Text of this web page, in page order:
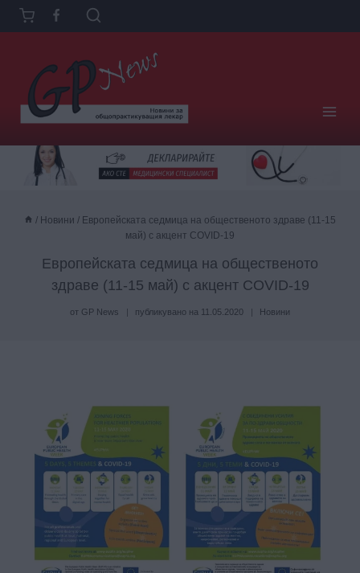
Към
съдържанието
/ Новини / Европейската седмица на общественото здраве (11-15
май) с акцент COVID-19
Европейската седмица на общественото
здраве (11-15 май) с акцент COVID-19
от GP News публикувано на 11.05.2020 Новини